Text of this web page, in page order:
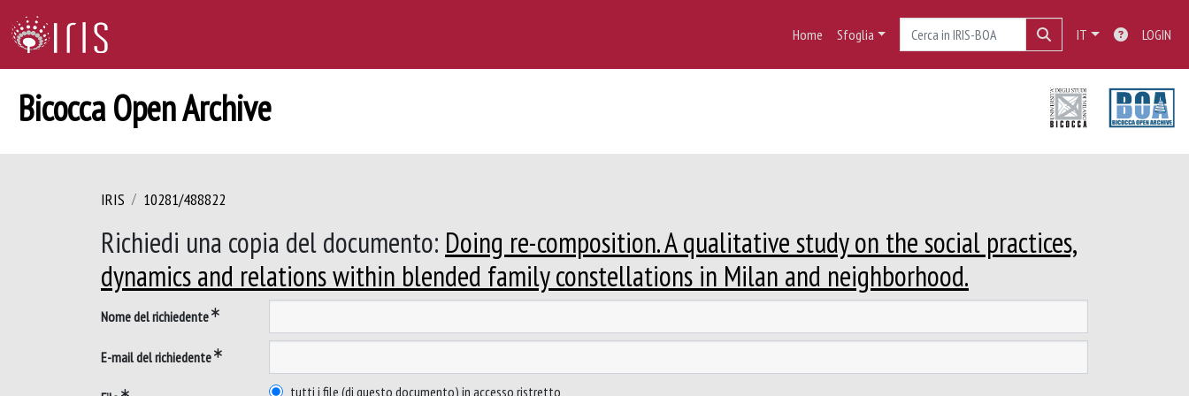
Home Sfoglia IT LOGIN
Bicocca Open Archive
IRIS 10281/488822
Richiedi una copia del documento: Doing re-composition. A qualitative study on the social practices,
dynamics and relations within blended family constellations in Milan and neighborhood.
Nome del richiedente
E-mail del richiedente
tutti i file (di questo documento) in accesso ristretto